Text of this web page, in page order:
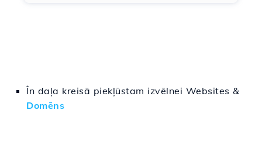
În daļa kreisā piekļūstam izvēlnei Websites &
Domēns